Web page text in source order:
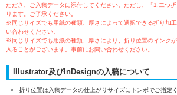
ただき、ご入稿データに添付してください。ただし、「1.二つ
ります。ご了承ください。
※同じサイズでも用紙の種類、厚さによって選択できる折り加
い合わせください。
※同じサイズでも用紙の種類、厚さにより、折り位置のインク
入ることがございます。事前にお問い合わせください。
Illustrator及びInDesignの入稿について
折り位置は入稿データの仕上がりサイズにトンボでご指定く